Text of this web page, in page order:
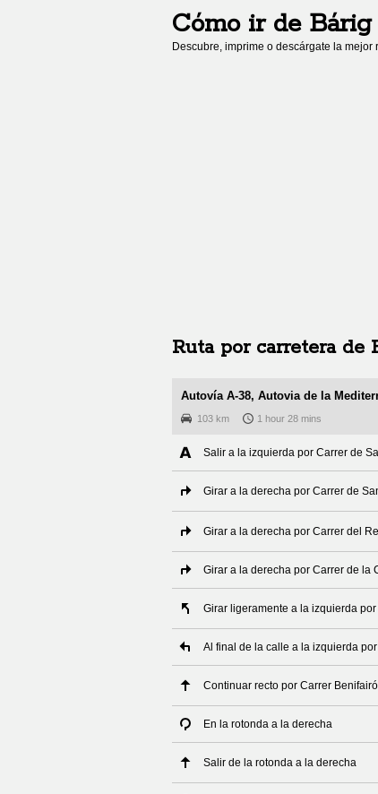
Cómo ir de Bárig
Descubre, imprime o descárgate la mejor
Ruta por carretera de
Autovía A-38, Autovia de la
103 km 1 hour 28 mins
Salir a la izquierda por Carrer de
Girar a la derecha por Carrer de
Girar a la derecha por Carrer del
Girar a la derecha por Carrer de la
Girar ligeramente a la izquierda
Al final de la calle a la izquierda
Continuar recto por Carrer Benifairó
En la rotonda a la derecha
Salir de la rotonda a la derecha